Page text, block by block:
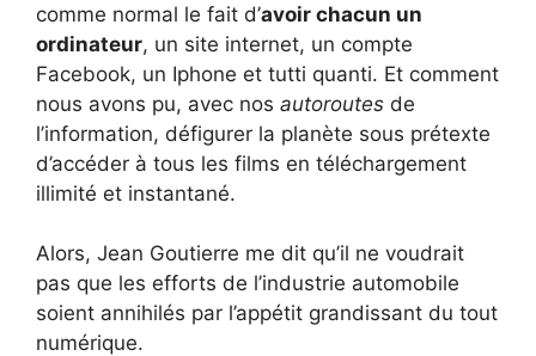
comme normal le fait d’avoir chacun un
ordinateur, un site internet, un compte
Facebook, un Iphone et tutti quanti. Et comment
nous avons pu, avec nos autoroutes de
l’information, défigurer la planète sous prétexte
d’accéder à tous les films en téléchargement
illimité et instantané.
Alors, Jean Goutierre me dit qu’il ne voudrait
pas que les efforts de l’industrie automobile
soient annihilés par l’appétit grandissant du tout
numérique.